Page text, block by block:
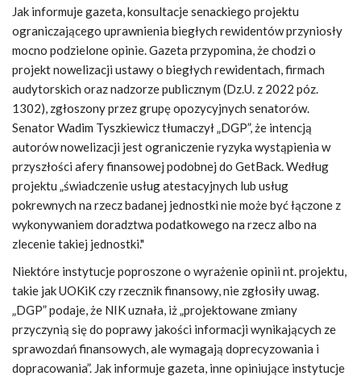
Jak informuje gazeta, konsultacje senackiego projektu
ograniczającego uprawnienia biegłych rewidentów przyniosły
mocno podzielone opinie. Gazeta przypomina, że chodzi o
projekt nowelizacji ustawy o biegłych rewidentach, firmach
audytorskich oraz nadzorze publicznym (Dz.U. z 2022 póz.
1302), zgłoszony przez grupę opozycyjnych senatorów.
Senator Wadim Tyszkiewicz tłumaczył „DGP”, że intencją
autorów nowelizacji jest ograniczenie ryzyka wystąpienia w
przyszłości afery finansowej podobnej do GetBack. Według
projektu „świadczenie usług atestacyjnych lub usług
pokrewnych na rzecz badanej jednostki nie może być łączone z
wykonywaniem doradztwa podatkowego na rzecz albo na
zlecenie takiej jednostki."
Niektóre instytucje poproszone o wyrażenie opinii nt. projektu,
takie jak UOKiK czy rzecznik finansowy, nie zgłosiły uwag.
„DGP” podaje, że NIK uznała, iż „projektowane zmiany
przyczynią się do poprawy jakości informacji wynikających ze
sprawozdań finansowych, ale wymagają doprecyzowania i
dopracowania”. Jak informuje gazeta, inne opiniujące instytucje